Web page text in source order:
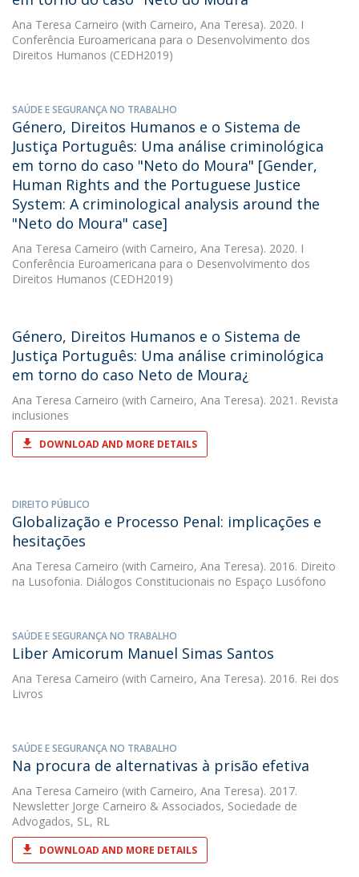
Ana Teresa Carneiro (with Carneiro, Ana Teresa). 2020. I
Conferência Euroamericana para o Desenvolvimento dos
Direitos Humanos (CEDH2019)
SAÚDE E SEGURANÇA NO TRABALHO
Género, Direitos Humanos e o Sistema de
Justiça Português: Uma análise criminológica
em torno do caso "Neto do Moura" [Gender,
Human Rights and the Portuguese Justice
System: A criminological analysis around the
"Neto do Moura" case]
Ana Teresa Carneiro (with Carneiro, Ana Teresa). 2020. I
Conferência Euroamericana para o Desenvolvimento dos
Direitos Humanos (CEDH2019)
Género, Direitos Humanos e o Sistema de
Justiça Português: Uma análise criminológica
em torno do caso Neto de Moura¿
Ana Teresa Carneiro (with Carneiro, Ana Teresa). 2021. Revista
inclusiones
DOWNLOAD AND MORE DETAILS
DIREITO PÚBLICO
Globalização e Processo Penal: implicações e
hesitações
Ana Teresa Carneiro (with Carneiro, Ana Teresa). 2016. Direito
na Lusofonia. Diálogos Constitucionais no Espaço Lusófono
SAÚDE E SEGURANÇA NO TRABALHO
Liber Amicorum Manuel Simas Santos
Ana Teresa Carneiro (with Carneiro, Ana Teresa). 2016. Rei dos
Livros
SAÚDE E SEGURANÇA NO TRABALHO
Na procura de alternativas à prisão efetiva
Ana Teresa Carneiro (with Carneiro, Ana Teresa). 2017.
Newsletter Jorge Carneiro & Associados, Sociedade de
Advogados, SL, RL
DOWNLOAD AND MORE DETAILS